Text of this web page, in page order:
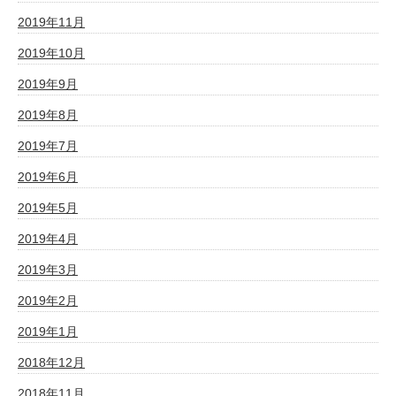
2019年11月
2019年10月
2019年9月
2019年8月
2019年7月
2019年6月
2019年5月
2019年4月
2019年3月
2019年2月
2019年1月
2018年12月
2018年11月